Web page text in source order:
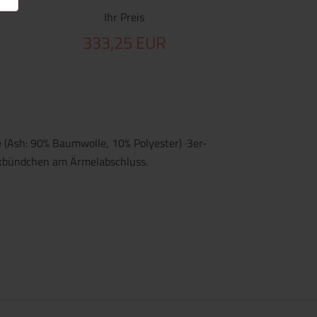
Ihr Preis
333,25 EUR
90% Baumwolle, 10% Polyester) ·3er-
am Ärmelabschluss.